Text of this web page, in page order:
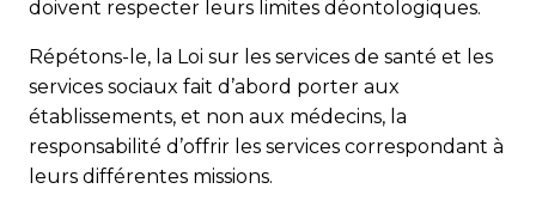
doivent respecter leurs limites déontologiques.
Répétons-le, la Loi sur les services de santé et les
services sociaux fait d’abord porter aux
établissements, et non aux médecins, la
responsabilité d’offrir les services correspondant à
leurs différentes missions.